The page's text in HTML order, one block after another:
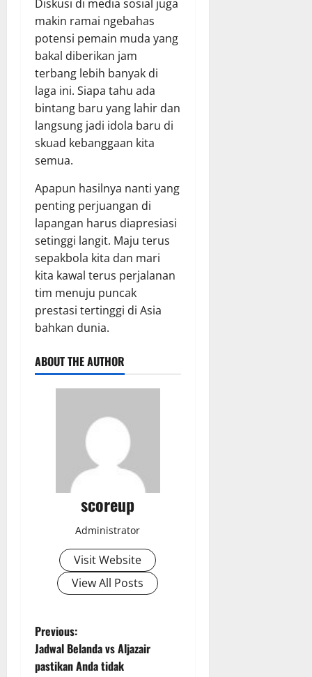
Diskusi di media sosial juga
makin ramai ngebahas
potensi pemain muda yang
bakal diberikan jam
terbang lebih banyak di
laga ini. Siapa tahu ada
bintang baru yang lahir dan
langsung jadi idola baru di
skuad kebanggaan kita
semua.
Apapun hasilnya nanti yang
penting perjuangan di
lapangan harus diapresiasi
setinggi langit. Maju terus
sepakbola kita dan mari
kita kawal terus perjalanan
tim menuju puncak
prestasi tertinggi di Asia
bahkan dunia.
ABOUT THE AUTHOR
scoreup
Administrator
Visit Website
View All Posts
P
o
Previous:
Jadwal Belanda vs Aljazair
pastikan Anda tidak